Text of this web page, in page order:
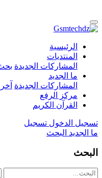
الرئيسية
المنتديات
المشاركات الجديدة
ما الجديد
المشاركات الجديدة
مركز الرفع
القرآن الكريم
تسجيل الدخول تسجيل
ما الجديد البحث
البحث